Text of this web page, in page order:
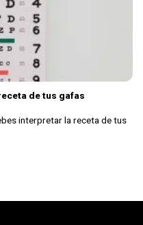
de tus gafas
interpretar la receta de tus